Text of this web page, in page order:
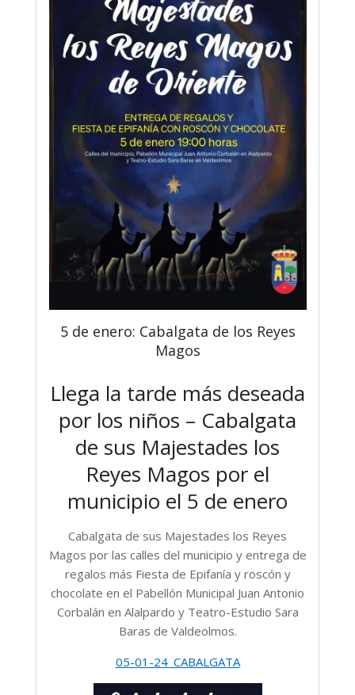
5 de enero: Cabalgata de los Reyes
Magos
Llega la tarde más deseada
por los niños – Cabalgata
de sus Majestades los
Reyes Magos por el
municipio el 5 de enero
Cabalgata de sus Majestades los Reyes
Magos por las calles del municipio y entrega de
regalos más Fiesta de Epifanía y roscón y
chocolate en el Pabellón Municipal Juan Antonio
Corbalán en Alalpardo y Teatro-Estudio Sara
Baras de Valdeolmos.
05-01-24_CABALGATA